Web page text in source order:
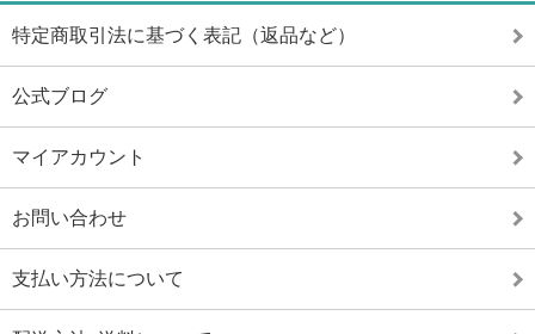
特定商取引法に基づく表記（返品など）
公式ブログ
マイアカウント
お問い合わせ
支払い方法について